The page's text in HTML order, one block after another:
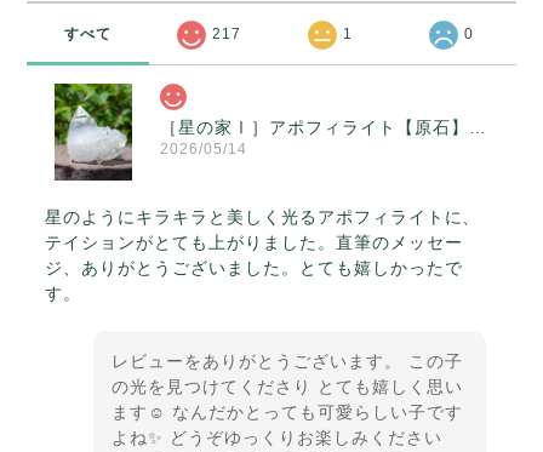
すべて 217 1 0
2026/05/14
星のようにキラキラと美しく光るアポフィライトに、
テイションがとても上がりました。直筆のメッセー
ジ、ありがとうございました。とても嬉しかったで
す。
レビューをありがとうございます。 この子
の光を見つけてくださり とても嬉しく思い
ます☺️ なんだかとっても可愛らしい子です
よね✨ どうぞゆっくりお楽しみください